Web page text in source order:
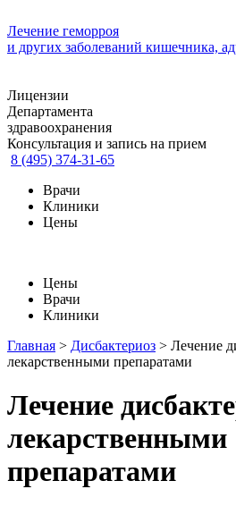
Лечение геморроя
и других заболеваний кишечника,
Лицензии
Департамента
здравоохранения
Консультация и запись на прием
8 (495) 374-31-65
Врачи
Клиники
Цены
Цены
Врачи
Клиники
Главная > Дисбактериоз > Лечение
лекарственными препаратами
Лечение
лекарственными
препаратами